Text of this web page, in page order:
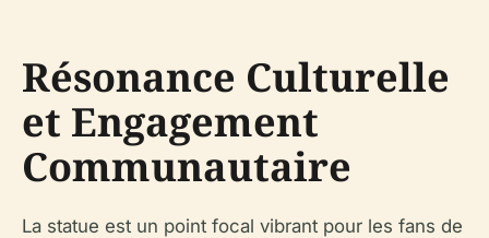
Résonance Culturelle
et Engagement
Communautaire
La statue est un point focal vibrant pour les fans de